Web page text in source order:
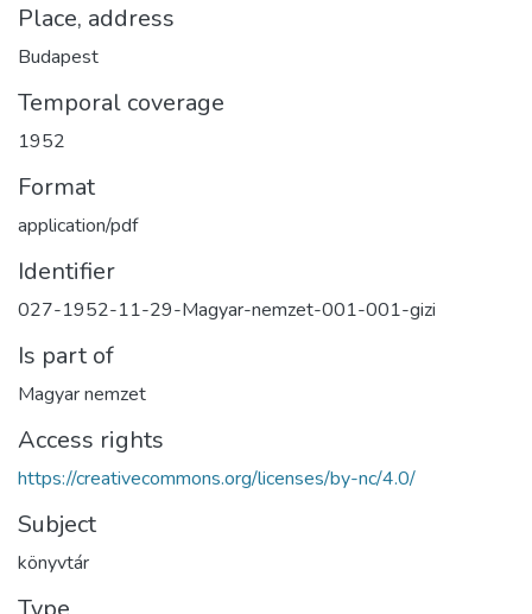
Place, address
Budapest
Temporal coverage
1952
Format
application/pdf
Identifier
027-1952-11-29-Magyar-nemzet-001-001-gizi
Is part of
Magyar nemzet
Access rights
https://creativecommons.org/licenses/by-nc/4.0/
Subject
könyvtár